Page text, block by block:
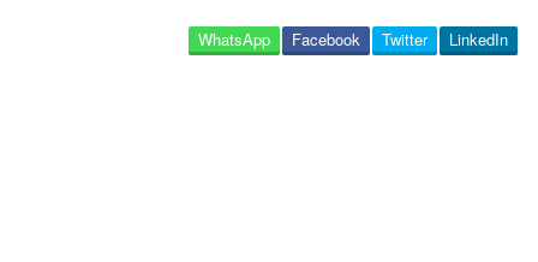
LinkedIn
Twitter
Facebook
WhatsApp